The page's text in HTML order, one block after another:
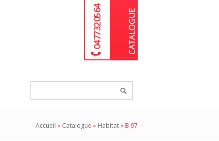
04 77 32 05 64
Accueil » Catalogue » Habitat» B 97